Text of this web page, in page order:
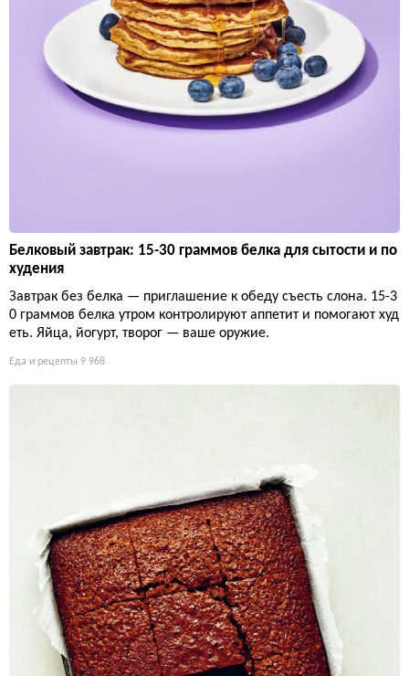
Белковый завтрак: 15-30 граммов белка для сытости и по
худения
Завтрак без белка — приглашение к обеду съесть слона. 15-3
0 граммов белка утром контролируют аппетит и помогают худ
еть. Яйца, йогурт, творог — ваше оружие.
Еда и рецепты 9 968